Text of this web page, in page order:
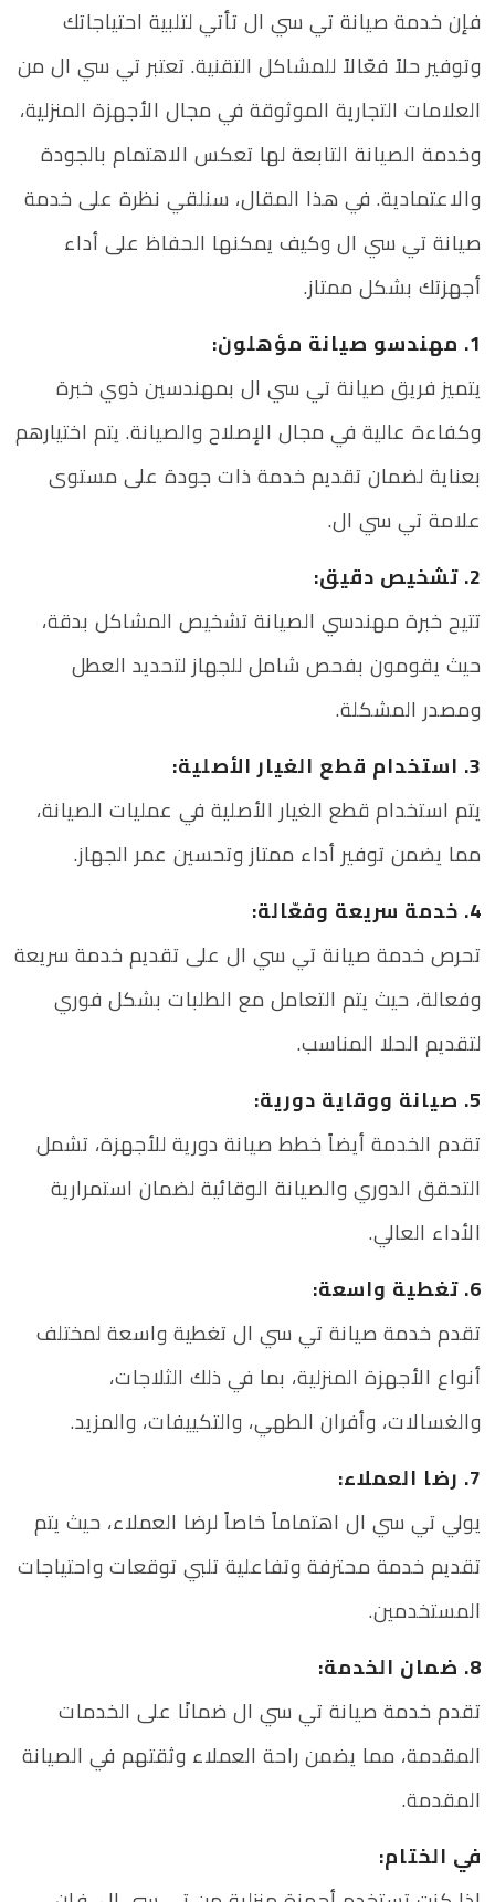
فإن خدمة صيانة تي سي ال تأتي لتلبية احتياجاتك
وتوفير حلاً فعّالاً للمشاكل التقنية. تعتبر تي سي ال من
العلامات التجارية الموثوقة في مجال الأجهزة المنزلية،
وخدمة الصيانة التابعة لها تعكس الاهتمام بالجودة
والاعتمادية. في هذا المقال، سنلقي نظرة على خدمة
صيانة تي سي ال وكيف يمكنها الحفاظ على أداء
أجهزتك بشكل ممتاز.
1. مهندسو صيانة مؤهلون:
يتميز فريق صيانة تي سي ال بمهندسين ذوي خبرة
وكفاءة عالية في مجال الإصلاح والصيانة. يتم اختيارهم
بعناية لضمان تقديم خدمة ذات جودة على مستوى
علامة تي سي ال.
2. تشخيص دقيق:
تتيح خبرة مهندسي الصيانة تشخيص المشاكل بدقة،
حيث يقومون بفحص شامل للجهاز لتحديد العطل
ومصدر المشكلة.
3. استخدام قطع الغيار الأصلية:
يتم استخدام قطع الغيار الأصلية في عمليات الصيانة،
مما يضمن توفير أداء ممتاز وتحسين عمر الجهاز.
4. خدمة سريعة وفعّالة:
تحرص خدمة صيانة تي سي ال على تقديم خدمة سريعة
وفعالة، حيث يتم التعامل مع الطلبات بشكل فوري
لتقديم الحلا المناسب.
5. صيانة ووقاية دورية:
تقدم الخدمة أيضاً خطط صيانة دورية للأجهزة، تشمل
التحقق الدوري والصيانة الوقائية لضمان استمرارية
الأداء العالي.
6. تغطية واسعة:
تقدم خدمة صيانة تي سي ال تغطية واسعة لمختلف
أنواع الأجهزة المنزلية، بما في ذلك الثلاجات،
والغسالات، وأفران الطهي، والتكييفات، والمزيد.
7. رضا العملاء:
يولي تي سي ال اهتماماً خاصاً لرضا العملاء، حيث يتم
تقديم خدمة محترفة وتفاعلية تلبي توقعات واحتياجات
المستخدمين.
8. ضمان الخدمة:
تقدم خدمة صيانة تي سي ال ضمانًا على الخدمات
المقدمة، مما يضمن راحة العملاء وثقتهم في الصيانة
المقدمة.
في الختام: